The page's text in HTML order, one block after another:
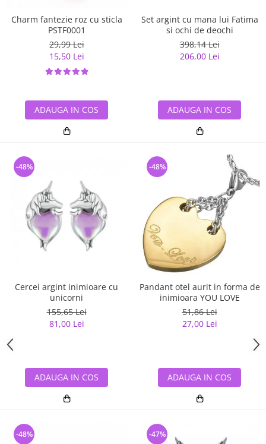
Charm fantezie roz cu sticla
PSTF0001
29,99 Lei
15,50 Lei
ADAUGA IN COS
Set argint cu mana lui Fatima
si ochi de deochi
398,14 Lei
206,00 Lei
ADAUGA IN COS
Cercei argint inimioare cu
unicorni
155,65 Lei
81,00 Lei
-48%
ADAUGA IN COS
Pandant otel aurit in forma de
inimioara YOU LOVE
51,86 Lei
27,00 Lei
-48%
ADAUGA IN COS
-48% -47%